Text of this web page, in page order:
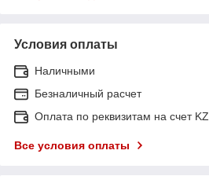
Условия оплаты
Наличными
Безналичный расчет
Оплата по реквизитам на счет
Все условия оплаты